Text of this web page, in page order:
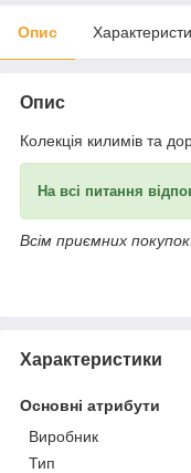
Опис
Опис
Колекція килимів та
На всі питання
Всім приємних
Характеристики
Основні атрибути
Виробник
Тип